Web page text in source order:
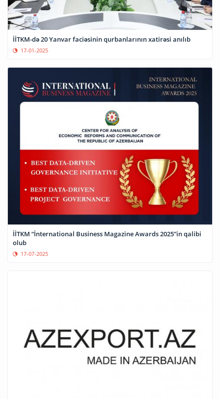
İİTKM-də 20 Yanvar faciəsinin qurbanlarının xatirəsi anılıb
17-01-2025
İİTKM “İnternational Business Magazine Awards 2025”in qalibi
olub
17-07-2025